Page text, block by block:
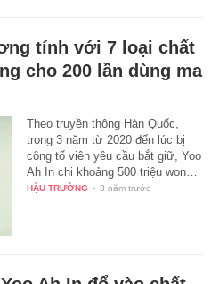
tính với 7 loại chất
cho 200 lần dùng ma
Theo truyền thông Hàn Quốc,
trong 3 năm từ 2020 đến lúc bị
công tố viên yêu cầu bắt giữ, Yoo
Ah In chi khoảng 500 triệu won…
HẬU TRƯỜNG - 3 năm trước